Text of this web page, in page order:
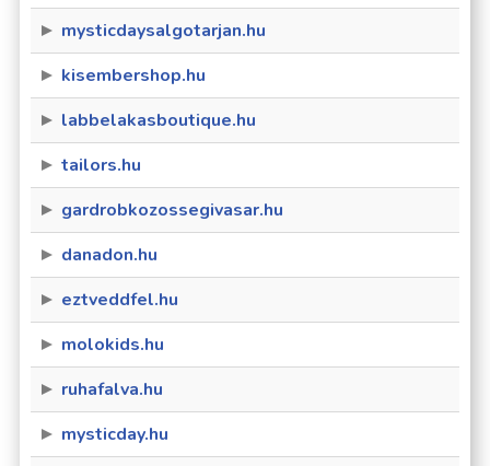
mysticdaysalgotarjan.hu
kisembershop.hu
labbelakasboutique.hu
tailors.hu
gardrobkozossegivasar.hu
danadon.hu
eztveddfel.hu
molokids.hu
ruhafalva.hu
mysticday.hu